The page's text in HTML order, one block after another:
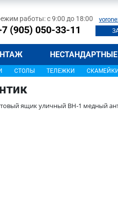
работы: с 9:00 до 18:00
(905) 050-33-11
СТОЛЫ ТЕЛЕЖКИ СКАМЕЙКИ
ящик уличный ВН-1 медный